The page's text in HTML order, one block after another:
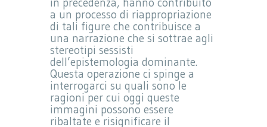
in precedenza, hanno contribuito
a un processo di riappropriazione
di tali figure che contribuisce a
una narrazione che si sottrae agli
stereotipi sessisti
dell’epistemologia dominante.
Questa operazione ci spinge a
interrogarci su quali sono le
ragioni per cui oggi queste
immagini possono essere
ribaltate e risignificare il